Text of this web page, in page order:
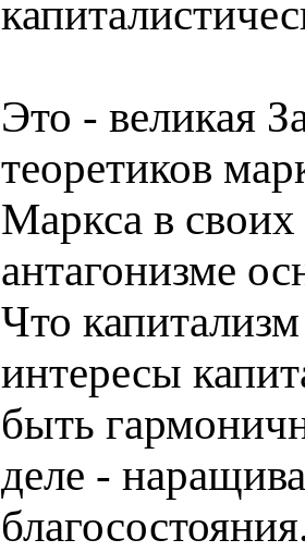
Это - великая
теоретиков
Маркса в
антагонизме
Что
интересы
быть
деле -